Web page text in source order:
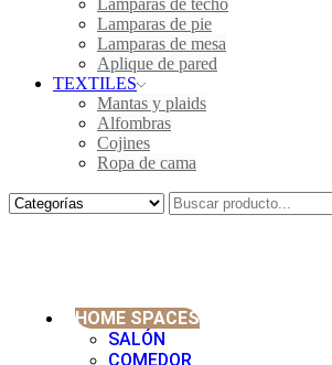
Lamparas de techo
Lamparas de pie
Lamparas de mesa
Aplique de pared
TEXTILES
Mantas y plaids
Alfombras
Cojines
Ropa de cama
HOME SPACES
SALÓN
COMEDOR